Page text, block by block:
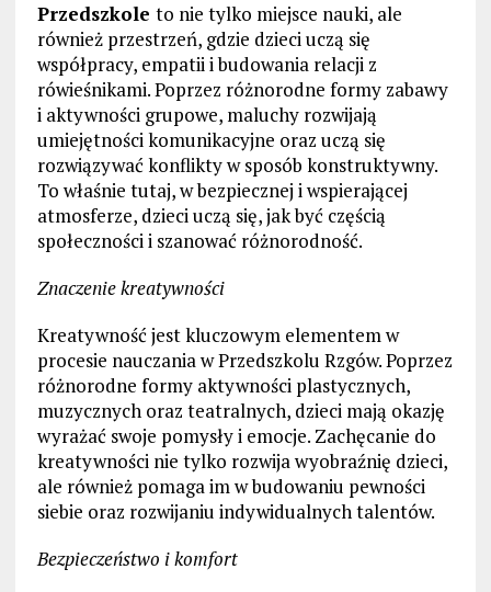
Przedszkole to nie tylko miejsce nauki, ale
również przestrzeń, gdzie dzieci uczą się
współpracy, empatii i budowania relacji z
rówieśnikami. Poprzez różnorodne formy zabawy
i aktywności grupowe, maluchy rozwijają
umiejętności komunikacyjne oraz uczą się
rozwiązywać konflikty w sposób konstruktywny.
To właśnie tutaj, w bezpiecznej i wspierającej
atmosferze, dzieci uczą się, jak być częścią
społeczności i szanować różnorodność.
Znaczenie kreatywności
Kreatywność jest kluczowym elementem w
procesie nauczania w Przedszkolu Rzgów. Poprzez
różnorodne formy aktywności plastycznych,
muzycznych oraz teatralnych, dzieci mają okazję
wyrażać swoje pomysły i emocje. Zachęcanie do
kreatywności nie tylko rozwija wyobraźnię dzieci,
ale również pomaga im w budowaniu pewności
siebie oraz rozwijaniu indywidualnych talentów.
Bezpieczeństwo i komfort